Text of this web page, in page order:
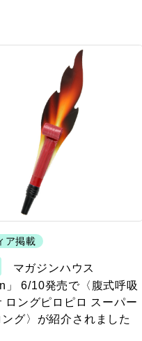
ア掲載
マガジンハウス
」 6/10発売で〈腹式呼吸
ロングピロピロ スーパー
グ〉が紹介されました